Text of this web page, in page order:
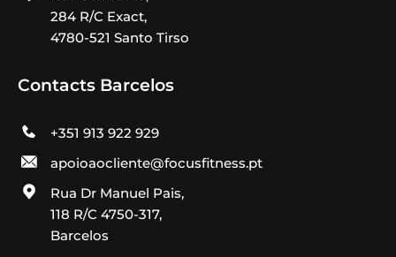
284 R/C Exact,
4780-521 Santo Tirso
Contacts Barcelos
+351 913 922 929
apoioaocliente@focusfitness.pt
Rua Dr Manuel Pais,
118 R/C 4750-317,
Barcelos